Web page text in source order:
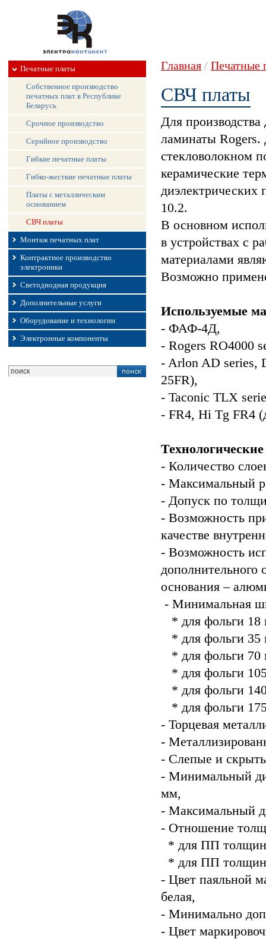
Печатные платы
Собственное производство
печатных плат в Республике
Беларусь
Срочное производство
Серийное производство
Гибкие печатные платы
Гибко-жесткие печатные платы
Платы с металлическим
основанием
СВЧ платы
Монтаж печатных плат
Контрактное производство
электроники
Светодиодная продукция
Дополнительные услуги
Оборудование и технологии
Электронные компоненты
Главная / Печатные
СВЧ платы
Для
ламинаты Rogers.
стекловолокном
керамические
диэлектрических
10.2.
В основном
в устройствах с
материалами
Возможно
Используемые
- ФАФ-4Д,
- Rogers RO4000
- Arlon AD series,
25FR),
- Taconic TLX
- FR4, Hi Tg FR4
- Количество
- Максимальный
- Допуск по
- Возможность
качестве
- Возможность
дополнительного
основания –
- Минимальная
* для фольги
* для фольги
* для фольги
* для фольги
* для фольги
* для фольги
- Торцевая
-
- Слепые и
- Минимальный
мм,
- Максимальный
- Отношение
* для ПП
* для ПП
- Цвет паяльной
белая,
- Минимально
- Цвет